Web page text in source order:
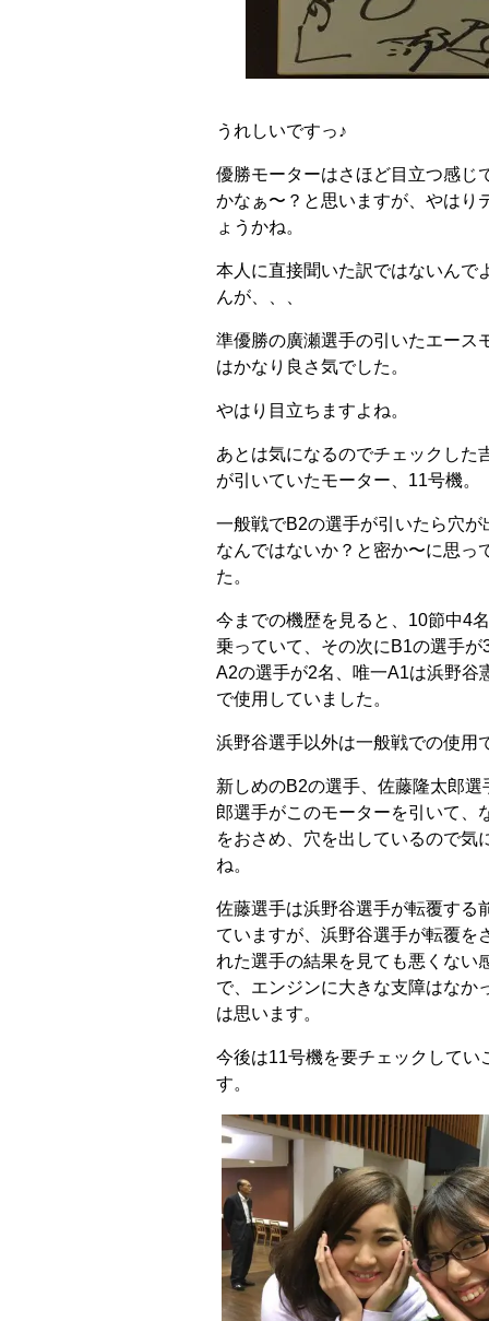
うれしいですっ♪
優勝モーターはさほど目立つ感じ
かなぁ〜？と思いますが、やはり
ょうかね。
本人に直接聞いた訳ではないんで
んが、、、
準優勝の廣瀬選手の引いたエース
はかなり良さ気でした。
やはり目立ちますよね。
あとは気になるのでチェックした
が引いていたモーター、11号機。
一般戦でB2の選手が引いたら穴が
なんではないか？と密か〜に思っ
た。
今までの機歴を見ると、10節中4
乗っていて、その次にB1の選手が
A2の選手が2名、唯一A1は浜野谷
で使用していました。
浜野谷選手以外は一般戦での使用
新しめのB2の選手、佐藤隆太郎選
郎選手がこのモーターを引いて、
をおさめ、穴を出しているので気
ね。
佐藤選手は浜野谷選手が転覆する
ていますが、浜野谷選手が転覆を
れた選手の結果を見ても悪くない
で、エンジンに大きな支障はなか
は思います。
今後は11号機を要チェックしてい
す。